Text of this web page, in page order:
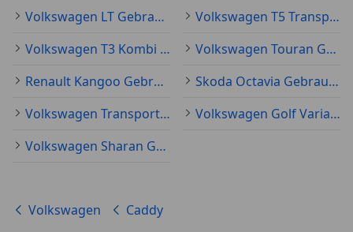
Volkswagen LT Gebraucht
Volkswagen T5 Transporter Gebraucht
Volkswagen T3 Kombi Gebraucht
Volkswagen Touran Gebraucht
Renault Kangoo Gebraucht
Skoda Octavia Gebraucht
Volkswagen Transporter Gebraucht
Volkswagen Golf Variant Gebraucht
Volkswagen Sharan Gebraucht
Volkswagen Caddy